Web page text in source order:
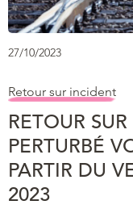
27/10/2023
Retour sur incident
RETOUR
PERTURBÉ
PARTIR DU
2023